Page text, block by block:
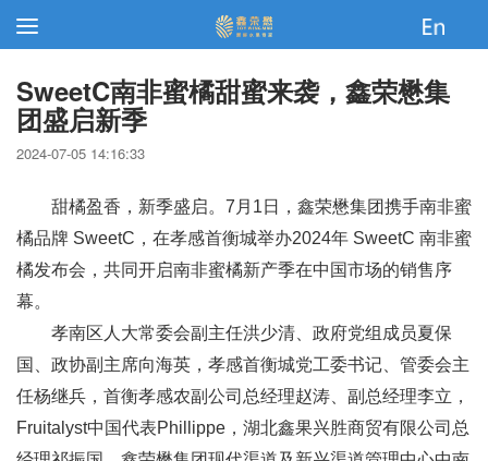
SweetC南非蜜橘甜蜜来袭，鑫荣懋集
团盛启新季
2024-07-05 14:16:33
甜橘盈香，新季盛启。7月1日，鑫荣懋集团携手南非蜜
橘品牌 SweetC，在孝感首衡城举办2024年 SweetC 南非蜜
橘发布会，共同开启南非蜜橘新产季在中国市场的销售序
幕。
孝南区人大常委会副主任洪少清、政府党组成员夏保
国、政协副主席向海英，孝感首衡城党工委书记、管委会主
任杨继兵，首衡孝感农副公司总经理赵涛、副总经理李立，
Fruitalyst中国代表Phillippe，湖北鑫果兴胜商贸有限公司总